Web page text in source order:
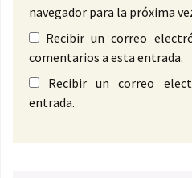
navegador para la próxima
Recibir un correo
comentarios a esta entrada.
Recibir un correo
entrada.